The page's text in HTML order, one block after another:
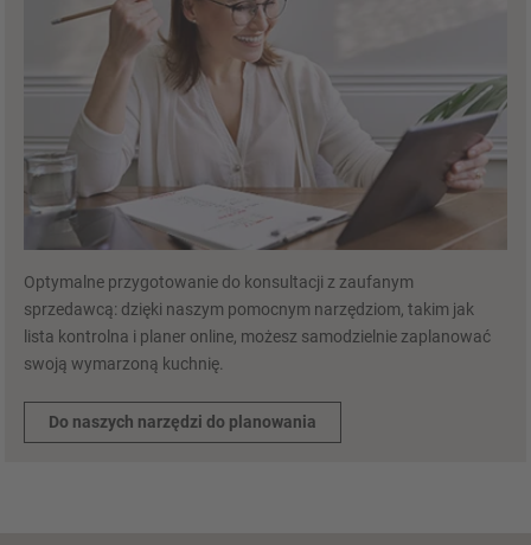
Optymalne przygotowanie do konsultacji z zaufanym
sprzedawcą: dzięki naszym pomocnym narzędziom, takim jak
lista kontrolna i planer online, możesz samodzielnie zaplanować
swoją wymarzoną kuchnię.
Do naszych narzędzi do planowania